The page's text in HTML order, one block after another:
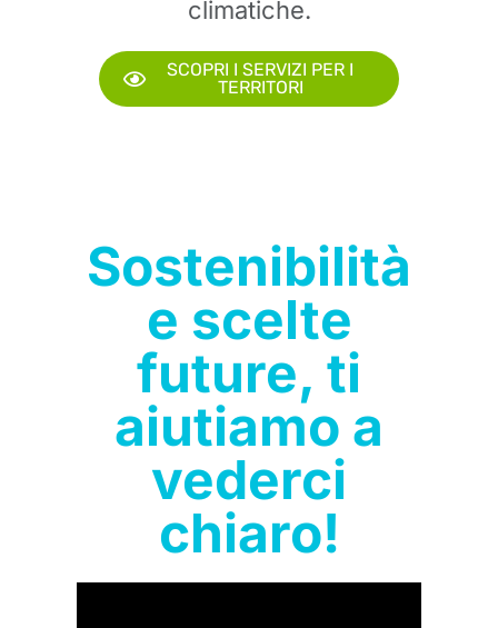
climatiche.
SCOPRI I SERVIZI PER I
TERRITORI
Sostenibilità
e scelte
future, ti
aiutiamo a
vederci
chiaro!